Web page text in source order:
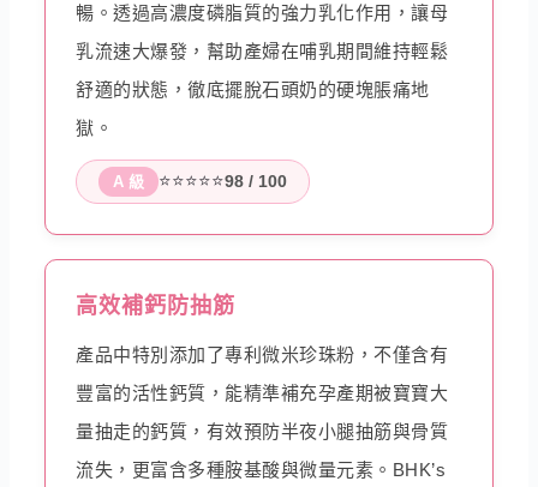
暢。透過高濃度磷脂質的強力乳化作用，讓母
乳流速大爆發，幫助產婦在哺乳期間維持輕鬆
舒適的狀態，徹底擺脫石頭奶的硬塊脹痛地
獄。
A 級 ⭐⭐⭐⭐⭐98 / 100
高效補鈣防抽筋
產品中特別添加了專利微米珍珠粉，不僅含有
豐富的活性鈣質，能精準補充孕產期被寶寶大
量抽走的鈣質，有效預防半夜小腿抽筋與骨質
流失，更富含多種胺基酸與微量元素。BHK’s